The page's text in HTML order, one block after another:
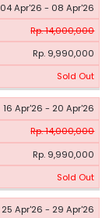
04 Apr'26 - 08 Apr'26
Rp. 14,000,000
Rp. 9,990,000
Sold Out
16 Apr'26 - 20 Apr'26
Rp. 14,000,000
Rp. 9,990,000
Sold Out
25 Apr'26 - 29 Apr'26